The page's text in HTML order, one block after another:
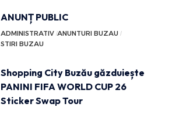
ANUNȚ PUBLIC
ADMINISTRATIV ANUNTURI BUZAU
STIRI BUZAU
Shopping City Buzău găzduiește
PANINI FIFA WORLD CUP 26
Sticker Swap Tour